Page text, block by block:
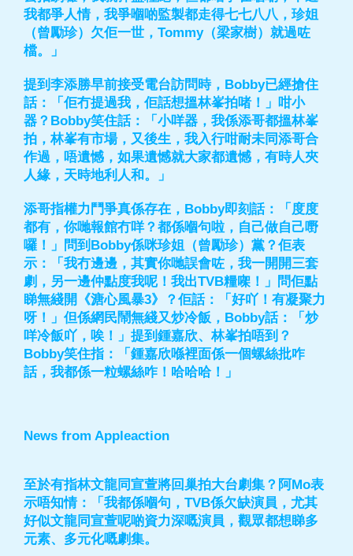
我都爭人情，我爭嗰啲監製都走得七七八八，珍姐
（曾勵珍）欠佢一世，Tommy（梁家樹）就過咗
檔。」
提到李添勝早前接受電台訪問時，Bobby已經搶住
話：「佢冇提過我，佢話想搵林峯拍啫！」咁小
器？Bobby笑住話：「小咩器，我係添哥都搵林峯
拍，林峯有市場，又後生，我入行咁耐未同添哥合
作過，唔遺憾，如果遺憾就大家都遺憾，有時人夾
人緣，天時地利人和。」
添哥指權力鬥爭真係存在，Bobby即刻話：「度度
都有，你哋報館冇咩？都係嗰句啦，自己做自己嘢
囉！」問到Bobby係咪珍姐（曾勵珍）黨？佢表
示：「我冇邊邊，其實你哋誤會咗，我一開開三套
劇，另一邊仲點度我呢！我出TVB糧㗎！」問佢點
睇無綫開《溏心風暴3》？佢話：「好吖！有凝聚力
呀！」但係網民鬧無綫又炒冷飯，Bobby話：「炒
咩冷飯吖，唉！」提到鍾嘉欣、林峯拍唔到？
Bobby笑住指：「鍾嘉欣喺裡面係一個螺絲批咋
話，我都係一粒螺絲咋！哈哈哈！」
News from Appleaction
至於有指林文龍同宣萱將回巢拍大台劇集？阿Mo表
示唔知情：「我都係嗰句，TVB係欠缺演員，尤其
好似文龍同宣萱呢啲資力深嘅演員，觀眾都想睇多
元素、多元化嘅劇集。